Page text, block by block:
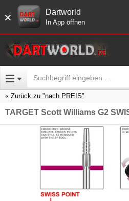
× Dartworld
In App öffnen
Zurück zu "nach PREIS"
TARGET Scott Williams G2